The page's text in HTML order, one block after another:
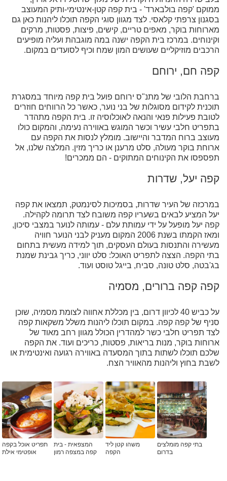
ממוקם 'קפה בולבארד' - בית קפה קטן-אינטימי-ותיק המעוצב
בסגנון צרפתי קלאסי. לצד מגוון סוגי הקפה תוכלו ליהנות כאן גם
מארוחות בוקר, מאפים טריים, קישים, פיצות, פסטות, מרקים
וקינוחים. במרכז בית הקפה ישנה במה מוגבהת ועליה מופיעים
הרכבים מוזיקליים שעושים המון שמח וכיף לסועדים במקום.
קפה חם, ירוחם
ברחבת הלובי של מתנ"ס ירוחם פועל בית קפה מיוחד במסגרת
תוכנית לקידום מסוגלות של בני נוער, כאשר כל הרווחים חוזרים
לטובת פעילות פנאי והנאה לאוכלוסיה זו. בית הקפה מתהדר
בתפריט חלבי עשיר וכשר המוגש באווירה נעימה, והמקום כולו
מעוצב ברוח המדבר והיישוב. מומלץ לנסות את הקפה עם
ארוחת בוקר מעולה, סלט מרענן או כריך מזין. המלצה שלנו, אל
תפספסו את הקינוחים המתוקים - הם ממכרים!
קפה יעל, שדרות
במרכזה של העיר שדרות, בסמיכות לסינמטק, תמצאו את קפה
יעל המציע לבאים בשעריו קפה משובח לצד תרומה לקהילה.
קפה יעל מופעל על ידי עמותת עלם - עמותה לנוער במצבי סיכון,
ומאז הקמתו בשנת 2006 המקום מעניק לבני הנוער חוויה
מעשירה והתנסות בעולם העסקים, תוך למידה מעשית בתחום
בתי הקפה. הצצה לתפריט האוכל: סלט יווני, כריך גבינת שמנת
בג'בטה, סלט טונה, סביח, בייגל טוסט ועוד.
קפה קפה ברורים, מסמיה
על כביש 40 לכיוון דרום, בין מכללת אחווה לצומת מסמיה, שוכן
סניף של קפה קפה. במקום תוכלו ליהנות משלל משקאות קפה
לצד תפריט חלבי כשר למהדרין הכולל מגוון רחב מאוד של
ארוחות בוקר, מנות בריאות, פסטות, כריכים ועוד. את הקפה
שלכם תוכלו לשתות בתוך המסעדה באווירה רגועה ואינטימית או
לשבת בחוץ וליהנות מהאוויר הצח.
בתי קפה מומלצים
בדרום
משהו קטן ליד
הקפה
המצפאית - בית
קפה במצפה רמון
תפריט אוכל בקפה
אופטימי אילת